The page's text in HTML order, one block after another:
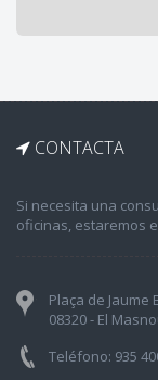
CONTACTA
Si necesita una
oficinas, estaremos
Plaça de Jaume
08320 - El
Teléfono: 935